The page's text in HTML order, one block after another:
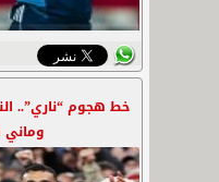
خط هجوم “ناري”..